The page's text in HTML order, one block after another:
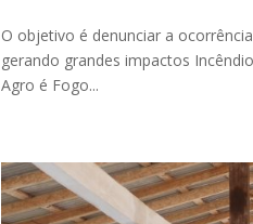
O objetivo é denunciar a
gerando grandes impactos
Agro é Fogo...